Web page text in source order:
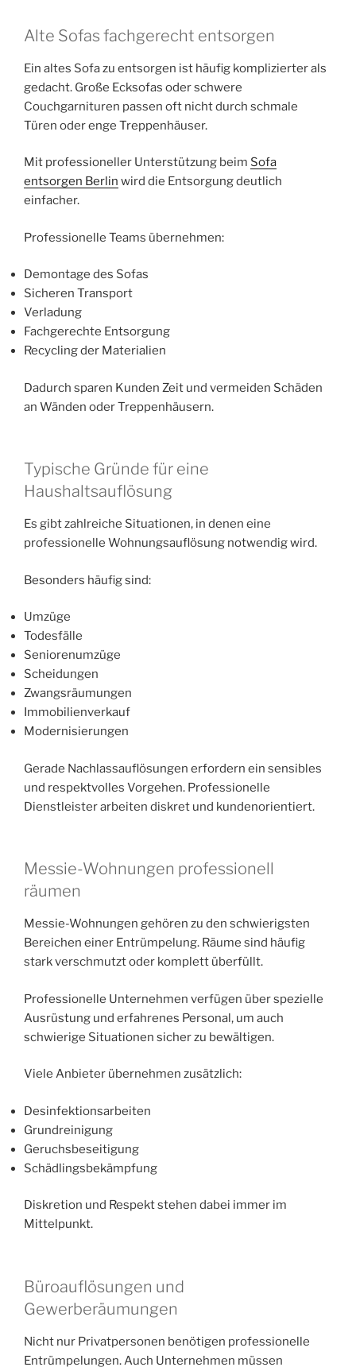
Alte Sofas fachgerecht entsorgen
Ein altes Sofa zu entsorgen ist häufig komplizierter als
gedacht. Große Ecksofas oder schwere
Couchgarnituren passen oft nicht durch schmale
Türen oder enge Treppenhäuser.
Mit professioneller Unterstützung beim Sofa
entsorgen Berlin wird die Entsorgung deutlich
einfacher.
Professionelle Teams übernehmen:
Demontage des Sofas
Sicheren Transport
Verladung
Fachgerechte Entsorgung
Recycling der Materialien
Dadurch sparen Kunden Zeit und vermeiden Schäden
an Wänden oder Treppenhäusern.
Typische Gründe für eine
Haushaltsauflösung
Es gibt zahlreiche Situationen, in denen eine
professionelle Wohnungsauflösung notwendig wird.
Besonders häufig sind:
Umzüge
Todesfälle
Seniorenumzüge
Scheidungen
Zwangsräumungen
Immobilienverkauf
Modernisierungen
Gerade Nachlassauflösungen erfordern ein sensibles
und respektvolles Vorgehen. Professionelle
Dienstleister arbeiten diskret und kundenorientiert.
Messie-Wohnungen professionell
räumen
Messie-Wohnungen gehören zu den schwierigsten
Bereichen einer Entrümpelung. Räume sind häufig
stark verschmutzt oder komplett überfüllt.
Professionelle Unternehmen verfügen über spezielle
Ausrüstung und erfahrenes Personal, um auch
schwierige Situationen sicher zu bewältigen.
Viele Anbieter übernehmen zusätzlich:
Desinfektionsarbeiten
Grundreinigung
Geruchsbeseitigung
Schädlingsbekämpfung
Diskretion und Respekt stehen dabei immer im
Mittelpunkt.
Büroauflösungen und
Gewerberäumungen
Nicht nur Privatpersonen benötigen professionelle
Entrümpelungen. Auch Unternehmen müssen